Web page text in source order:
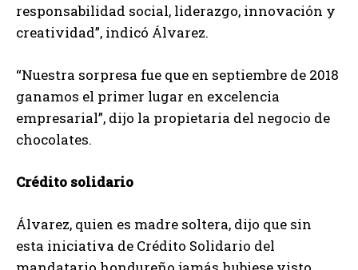
responsabilidad social, liderazgo, innovación y
creatividad”, indicó Álvarez.
“Nuestra sorpresa fue que en septiembre de 2018
ganamos el primer lugar en excelencia
empresarial”, dijo la propietaria del negocio de
chocolates.
Crédito solidario
Álvarez, quien es madre soltera, dijo que sin
esta iniciativa de Crédito Solidario del